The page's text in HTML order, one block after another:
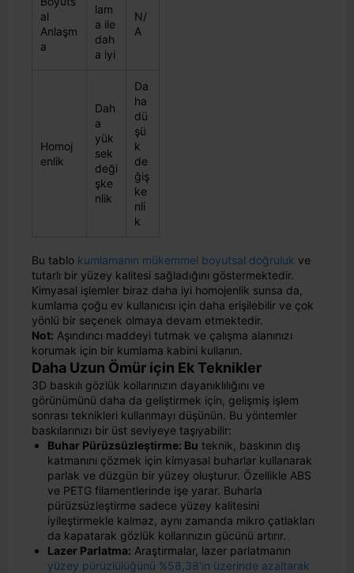
al
Anlaşm
a
lam
a ile
dah
a iyi
N/
A
Homoj
enlik
Dah
a
yük
sek
deği
şke
nlik
Da
ha
dü
şü
k
de
ğiş
ke
nli
k
Bu tablo kumlamanın mükemmel boyutsal doğruluk ve
tutarlı bir yüzey kalitesi sağladığını göstermektedir.
Kimyasal işlemler biraz daha iyi homojenlik sunsa da,
kumlama çoğu ev kullanıcısı için daha erişilebilir ve çok
yönlü bir seçenek olmaya devam etmektedir.
Not: Aşındırıcı maddeyi tutmak ve çalışma alanınızı
korumak için bir kumlama kabini kullanın.
Daha Uzun Ömür için Ek Teknikler
3D baskılı gözlük kollarınızın dayanıklılığını ve
görünümünü daha da geliştirmek için, gelişmiş işlem
sonrası teknikleri kullanmayı düşünün. Bu yöntemler
baskılarınızı bir üst seviyeye taşıyabilir:
Buhar Pürüzsüzleştirme: Bu teknik, baskının dış
katmanını çözmek için kimyasal buharlar kullanarak
parlak ve düzgün bir yüzey oluşturur. Özellikle ABS
ve PETG filamentlerinde işe yarar. Buharla
pürüzsüzleştirme sadece yüzey kalitesini
iyileştirmekle kalmaz, aynı zamanda mikro çatlakları
da kapatarak gözlük kollarınızın gücünü artırır.
Lazer Parlatma: Araştırmalar, lazer parlatmanın
yüzey pürüzlülüğünü %58,38'in üzerinde azaltarak